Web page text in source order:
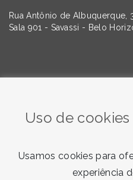
Rua Antônio de Albuquerque,
Sala 901 - Savassi - Belo
Uso de
Usamos cookies para
experiência